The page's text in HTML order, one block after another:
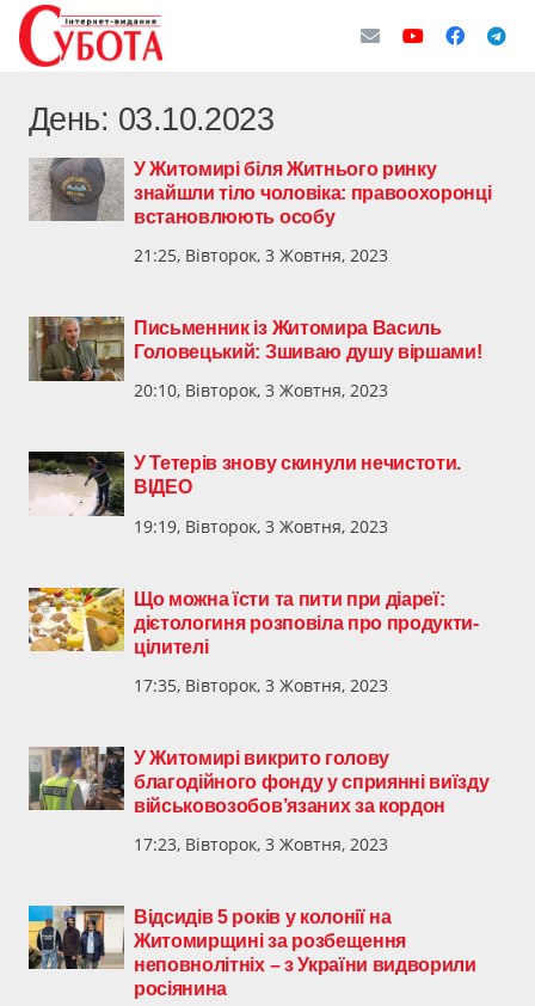
День: 03.10.2023
У Житомирі біля Житнього ринку
знайшли тіло чоловіка: правоохоронці
встановлюють особу
21:25, Вівторок, 3 Жовтня, 2023
Письменник із Житомира Василь
Головецький: Зшиваю душу віршами!
20:10, Вівторок, 3 Жовтня, 2023
У Тетерів знову скинули нечистоти.
ВІДЕО
19:19, Вівторок, 3 Жовтня, 2023
Що можна їсти та пити при діареї:
дієтологиня розповіла про продукти-
цілителі
17:35, Вівторок, 3 Жовтня, 2023
У Житомирі викрито голову
благодійного фонду у сприянні виїзду
військовозобов’язаних за кордон
17:23, Вівторок, 3 Жовтня, 2023
Відсидів 5 років у колонії на
Житомирщині за розбещення
неповнолітніх – з України видворили
росіянина